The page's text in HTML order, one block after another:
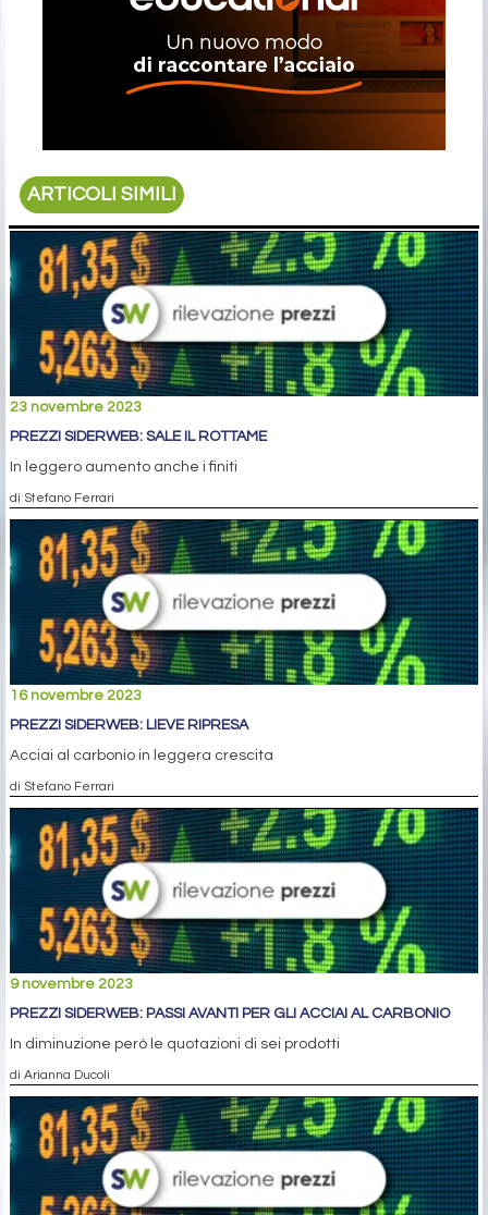
ARTICOLI SIMILI
23 novembre 2023
PREZZI SIDERWEB: SALE IL ROTTAME
In leggero aumento anche i finiti
di Stefano Ferrari
16 novembre 2023
PREZZI SIDERWEB: LIEVE RIPRESA
Acciai al carbonio in leggera crescita
di Stefano Ferrari
9 novembre 2023
PREZZI SIDERWEB: PASSI AVANTI PER GLI ACCIAI AL CARBONIO
In diminuzione però le quotazioni di sei prodotti
di Arianna Ducoli